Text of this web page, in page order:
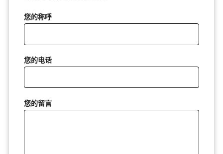
您的称呼
您的电话
您的留言